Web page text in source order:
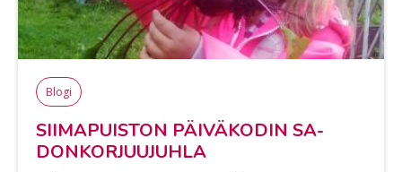
Blogi
SII­MA­PUIS­TON PÄI­VÄ­KO­DIN SA­
DON­KOR­JUU­JUH­LA